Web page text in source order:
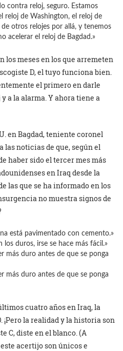
contra reloj, seguro. Estamos
reloj de Washington, el reloj de
de otros relojes por allá, y tenemos
acelerar el reloj de Bagdad.»
los meses en los que arremeten
D, el tuyo funciona bien.
el primero en darle
a la alarma. Y ahora tiene a
en Bagdad, teniente coronel
las noticias de que, según el
haber sido el tercer mes más
en Iraq desde la
las que se ha informado en los
no muestra signos de
está pavimentado con cemento.»
los duros, irse se hace más fácil.»
más duro antes de que se ponga
más duro antes de que se ponga
cuatro años en Iraq, la
¡Pero la realidad y la historia son
C, diste en el blanco. (A
acertijo son únicos e